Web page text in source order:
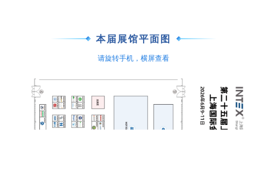
本届展馆平面图
请旋转手机，横屏查看